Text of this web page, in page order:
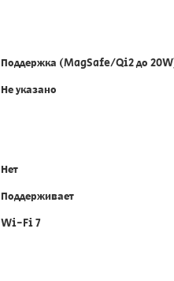
Поддержка (MagSafe/Qi2 до
Не указано
Нет
Поддерживает
Wi-Fi 7